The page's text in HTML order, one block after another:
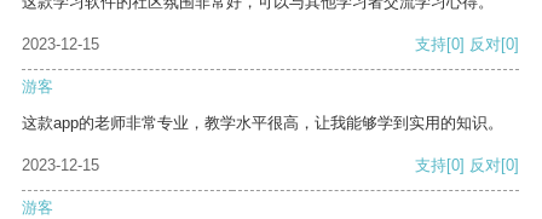
2023-12-15 支持[0] 反对[0]
游客
这款app的老师非常专业，教学水平很高，让我能够学到实用的知识。
2023-12-15 支持[0] 反对[0]
游客